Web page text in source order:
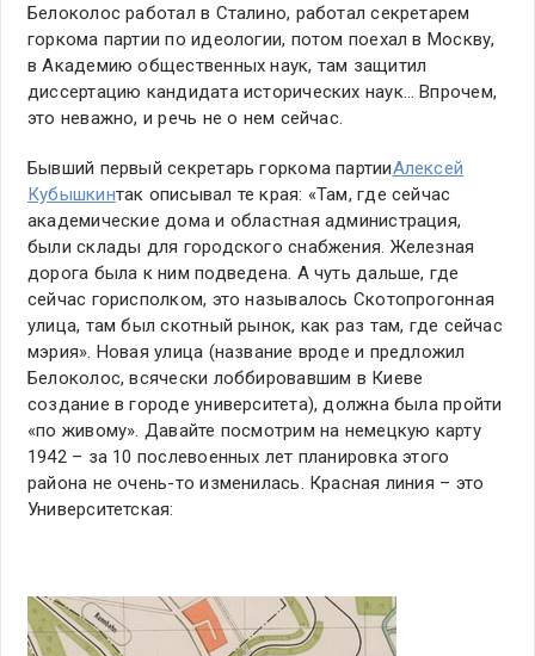
Белоколос работал в Сталино, работал секретарем
горкома партии по идеологии, потом поехал в Москву,
в Академию общественных наук, там защитил
диссертацию кандидата исторических наук… Впрочем,
это неважно, и речь не о нем сейчас.
Бывший первый секретарь горкома партииАлексей
Кубышкинтак описывал те края: «Там, где сейчас
академические дома и областная администрация,
были склады для городского снабжения. Железная
дорога была к ним подведена. А чуть дальше, где
сейчас горисполком, это называлось Скотопрогонная
улица, там был скотный рынок, как раз там, где сейчас
мэрия». Новая улица (название вроде и предложил
Белоколос, всячески лоббировавшим в Киеве
создание в городе университета), должна была пройти
«по живому». Давайте посмотрим на немецкую карту
1942 – за 10 послевоенных лет планировка этого
района не очень-то изменилась. Красная линия – это
Университетская: